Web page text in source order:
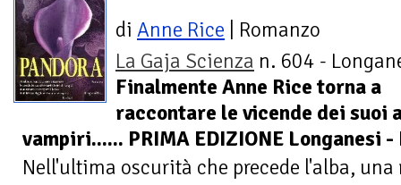
di Anne Rice | Romanzo
La Gaja Scienza n. 604 -
Finalmente Anne Rice torna a
raccontare le vicende dei
vampiri...... PRIMA EDIZIONE Longanesi -
Nell'ultima oscurità che precede l'alba,